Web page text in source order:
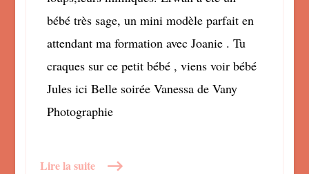
bébé très sage, un mini modèle parfait en
attendant ma formation avec Joanie . Tu
craques sur ce petit bébé , viens voir bébé
Jules ici Belle soirée Vanessa de Vany
Photographie
Lire la suite